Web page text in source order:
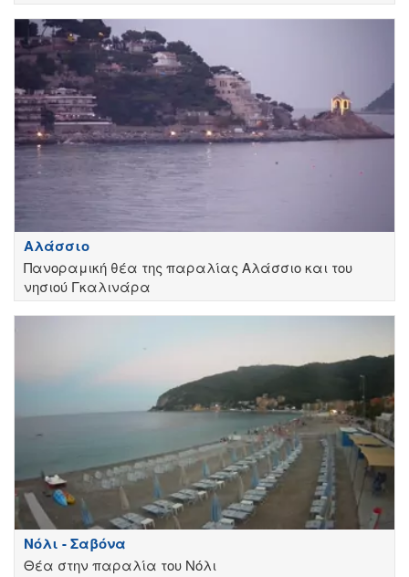
Αλάσσιο
Πανοραμική θέα της παραλίας Αλάσσιο και του
νησιού Γκαλινάρα
Νόλι - Σαβόνα
Θέα στην παραλία του Νόλι